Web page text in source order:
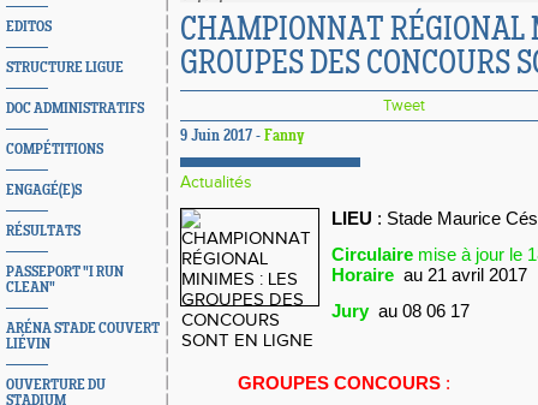
EDITOS
STRUCTURE LIGUE
DOC ADMINISTRATIFS
COMPÉTITIONS
ENGAGÉ(E)S
RÉSULTATS
PASSEPORT "I RUN
CLEAN"
ARÉNA STADE COUVERT
LIÉVIN
OUVERTURE DU
STADIUM
CHAMPIONNAT RÉGIONAL
GROUPES DES CONCOURS
Tweet
9 Juin 2017 - Fanny
Actualités
LIEU : Stade Maurice
Circulaire mise à jour le
Horaire au 21 avril 2017
Jury au 08 06 17
GROUPES CONCOURS :